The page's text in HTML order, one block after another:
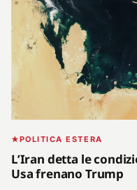
POLITICA ESTERA
L’Iran detta le
Usa frenano Trump